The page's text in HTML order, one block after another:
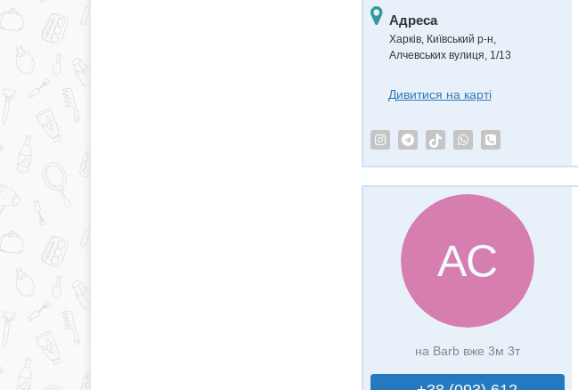
Адреса
Харків, Київський р-н,
Алчевських вулиця, 1/13
Дивитися на карті
АС
на Barb вже 3м 3т